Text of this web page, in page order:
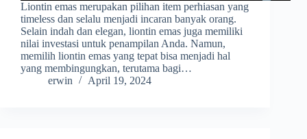
Liontin emas merupakan pilihan item perhiasan yang
timeless dan selalu menjadi incaran banyak orang.
Selain indah dan elegan, liontin emas juga memiliki
nilai investasi untuk penampilan Anda. Namun,
memilih liontin emas yang tepat bisa menjadi hal
yang membingungkan, terutama bagi…
erwin
April 19, 2024